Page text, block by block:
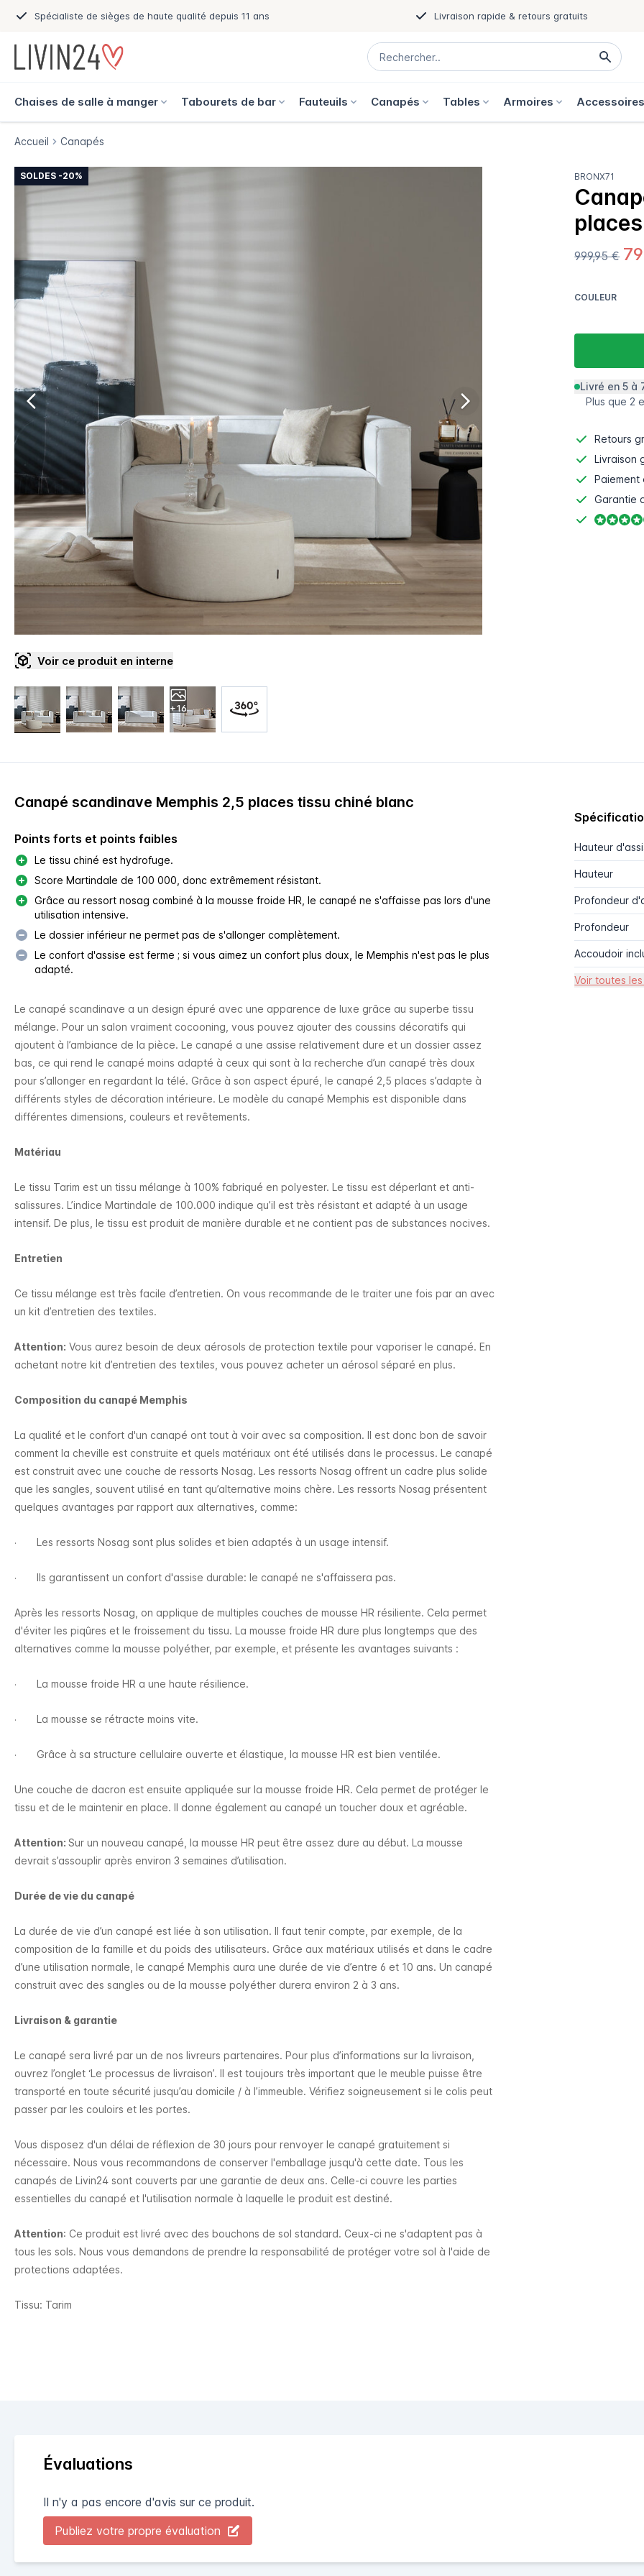
Spécialiste de sièges de haute qualité depuis 11 ans Livraison rapide & retours gratuits
Chaises de salle à manger Tabourets de bar Fauteuils Canapés Tables Armoires Accessoires
Accueil Canapés
SOLDES -20%
Voir ce produit en interne
+16
BRONX71
999,95 €
COULEUR
Livré en 5 à
Plus que 2
Retours
Livraison
Paiement
Garantie
Canapé scandinave Memphis 2,5 places tissu chiné blanc
Points forts et points faibles
Le tissu chiné est hydrofuge.
Score Martindale de 100 000, donc extrêmement résistant.
Grâce au ressort nosag combiné à la mousse froide HR, le canapé ne s'affaisse pas lors d'une
utilisation intensive.
Le dossier inférieur ne permet pas de s'allonger complètement.
Le confort d'assise est ferme ; si vous aimez un confort plus doux, le Memphis n'est pas le plus
adapté.
Le canapé scandinave a un design épuré avec une apparence de luxe grâce au superbe tissu
mélange. Pour un salon vraiment cocooning, vous pouvez ajouter des coussins décoratifs qui
ajoutent à l’ambiance de la pièce. Le canapé a une assise relativement dure et un dossier assez
bas, ce qui rend le canapé moins adapté à ceux qui sont à la recherche d’un canapé très doux
pour s’allonger en regardant la télé. Grâce à son aspect épuré, le canapé 2,5 places s’adapte à
différents styles de décoration intérieure. Le modèle du canapé Memphis est disponible dans
différentes dimensions, couleurs et revêtements.
Matériau
Le tissu Tarim est un tissu mélange à 100% fabriqué en polyester. Le tissu est déperlant et anti-
salissures. L’indice Martindale de 100.000 indique qu’il est très résistant et adapté à un usage
intensif. De plus, le tissu est produit de manière durable et ne contient pas de substances nocives.
Entretien
Ce tissu mélange est très facile d’entretien. On vous recommande de le traiter une fois par an avec
un kit d’entretien des textiles.
Attention: Vous aurez besoin de deux aérosols de protection textile pour vaporiser le canapé. En
achetant notre kit d’entretien des textiles, vous pouvez acheter un aérosol séparé en plus.
Composition du canapé Memphis
La qualité et le confort d'un canapé ont tout à voir avec sa composition. Il est donc bon de savoir
comment la cheville est construite et quels matériaux ont été utilisés dans le processus. Le canapé
est construit avec une couche de ressorts Nosag. Les ressorts Nosag offrent un cadre plus solide
que les sangles, souvent utilisé en tant qu’alternative moins chère. Les ressorts Nosag présentent
quelques avantages par rapport aux alternatives, comme:
· Les ressorts Nosag sont plus solides et bien adaptés à un usage intensif.
· Ils garantissent un confort d'assise durable: le canapé ne s'affaissera pas.
Après les ressorts Nosag, on applique de multiples couches de mousse HR résiliente. Cela permet
d'éviter les piqûres et le froissement du tissu. La mousse froide HR dure plus longtemps que des
alternatives comme la mousse polyéther, par exemple, et présente les avantages suivants :
· La mousse froide HR a une haute résilience​.
· La mousse se rétracte moins vite.
· Grâce à sa structure cellulaire ouverte et élastique, la mousse HR est bien ventilée.
Une couche de dacron est ensuite appliquée sur la mousse froide HR. Cela permet de protéger le
tissu et de le maintenir en place. Il donne également au canapé un toucher doux et agréable.
Attention: Sur un nouveau canapé, la mousse HR peut être assez dure au début. La mousse
devrait s’assouplir après environ 3 semaines d’utilisation.
Durée de vie du canapé
La durée de vie d’un canapé est liée à son utilisation. Il faut tenir compte, par exemple, de la
composition de la famille et du poids des utilisateurs. Grâce aux matériaux utilisés et dans le cadre
d’une utilisation normale, le canapé Memphis aura une durée de vie d’entre 6 et 10 ans. Un canapé
construit avec des sangles ou de la mousse polyéther durera environ 2 à 3 ans.
Livraison & garantie
Le canapé sera livré par un de nos livreurs partenaires. Pour plus d’informations sur la livraison,
ouvrez l’onglet ‘Le processus de livraison’. Il est toujours très important que le meuble puisse être
transporté en toute sécurité jusqu’au domicile / à l’immeuble. Vérifiez soigneusement si le colis peut
passer par les couloirs et les portes.
Vous disposez d'un délai de réflexion de 30 jours pour renvoyer le canapé gratuitement si
nécessaire. Nous vous recommandons de conserver l'emballage jusqu'à cette date. Tous les
canapés de Livin24 sont couverts par une garantie de deux ans. Celle-ci couvre les parties
essentielles du canapé et l'utilisation normale à laquelle le produit est destiné.
Attention: Ce produit est livré avec des bouchons de sol standard. Ceux-ci ne s'adaptent pas à
tous les sols. Nous vous demandons de prendre la responsabilité de protéger votre sol à l'aide de
protections adaptées.
Tissu: Tarim
Hauteur
Hauteur
Profondeur
Profondeur
Accoudoir
Voir toutes
Évaluations
Il n'y a pas encore d'avis sur ce produit.
Publiez votre propre évaluation